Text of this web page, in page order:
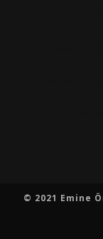
© 2021 Emine